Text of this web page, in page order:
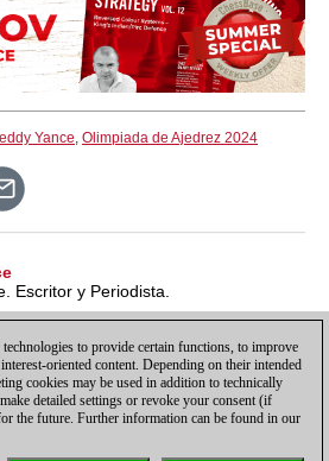
Yance, Olimpiada de Ajedrez 2024
Escritor y Periodista.
technologies to provide certain functions, to improve
oriented content. Depending on their intended
cookies may be used in addition to technically
detailed settings or revoke your consent (if
the future. Further information can be found in our